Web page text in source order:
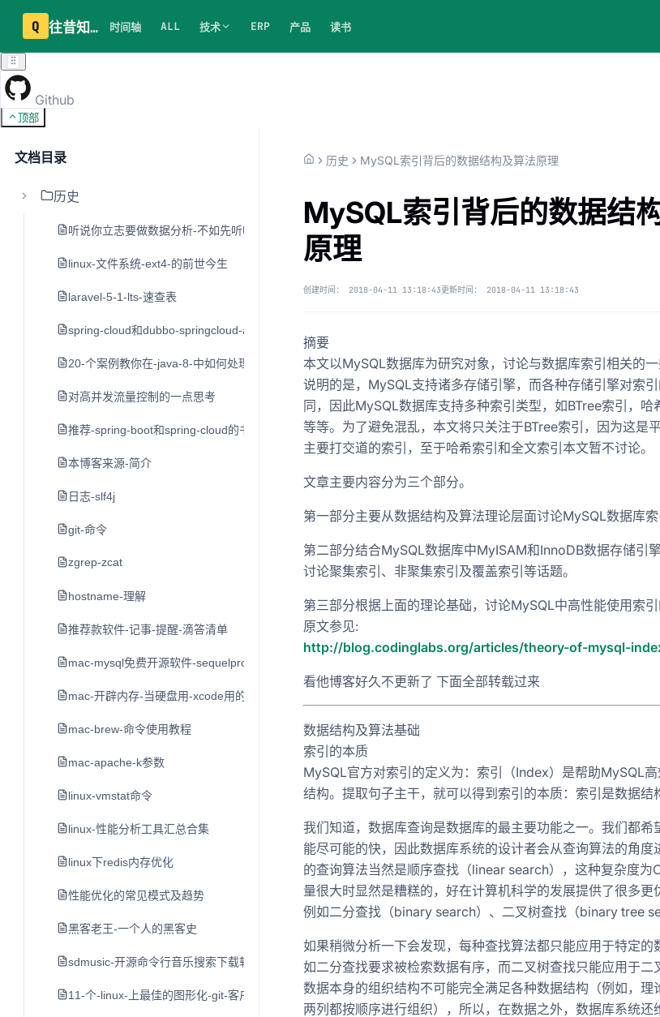
Q 往昔知识库 时间轴 ALL 技术 ERP 产品 读书
Github
顶部
文档目录
历史
听说你立志要做数据分析-不如先听听老司机的建议
linux-文件系统-ext4-的前世今生
laravel-5-1-lts-速查表
spring-cloud和dubbo-springcloud-alibaba
20-个案例教你在-java-8-中如何处理日期和时间
对高并发流量控制的一点思考
推荐-spring-boot和spring-cloud的书
本博客来源-简介
日志-slf4j
git-命令
zgrep-zcat
hostname-理解
推荐款软件-记事-提醒-滴答清单
mac-mysql免费开源软件-sequelpro
mac-开辟内存-当硬盘用-xcode用的-不推荐-留作学习用
mac-brew-命令使用教程
mac-apache-k参数
linux-vmstat命令
linux-性能分析工具汇总合集
linux下redis内存优化
性能优化的常见模式及趋势
黑客老王-一个人的黑客史
sdmusic-开源命令行音乐搜索下载软件
11-个-linux-上最佳的图形化-git-客户端
历史 MySQL索引背后的数据结构及算法原理
MySQL索引背后的数据结
原理
创建时间： 2018-04-11 13:18:43更新时间： 2018-04-11 13:18:43
摘要
本文以MySQL数据库为研究对象，讨论与数据库索引相关的
说明的是，MySQL支持诸多存储引擎，而各种存储引擎对索
同，因此MySQL数据库支持多种索引类型，如BTree索引，哈
等等。为了避免混乱，本文将只关注于BTree索引，因为这是
主要打交道的索引，至于哈希索引和全文索引本文暂不讨论。
文章主要内容分为三个部分。
第一部分主要从数据结构及算法理论层面讨论MySQL数据库索
第二部分结合MySQL数据库中MyISAM和InnoDB数据存储引
讨论聚集索引、非聚集索引及覆盖索引等话题。
第三部分根据上面的理论基础，讨论MySQL中高性能使用索引
原文参见:
http://blog.codinglabs.org/articles/theory-of-mysql-
看他博客好久不更新了 下面全部转载过来
数据结构及算法基础
索引的本质
MySQL官方对索引的定义为：索引（Index）是帮助MySQL
结构。提取句子主干，就可以得到索引的本质：索引是数据结
我们知道，数据库查询是数据库的最主要功能之一。我们都希
能尽可能的快，因此数据库系统的设计者会从查询算法的角度
的查询算法当然是顺序查找（linear search），这种复杂度为
量很大时显然是糟糕的，好在计算机科学的发展提供了很多更
例如二分查找（binary search）、二叉树查找（binary tree
如果稍微分析一下会发现，每种查找算法都只能应用于特定的
如二分查找要求被检索数据有序，而二叉树查找只能应用于二
数据本身的组织结构不可能完全满足各种数据结构（例如，理
两列都按顺序进行组织），所以，在数据之外，数据库系统还